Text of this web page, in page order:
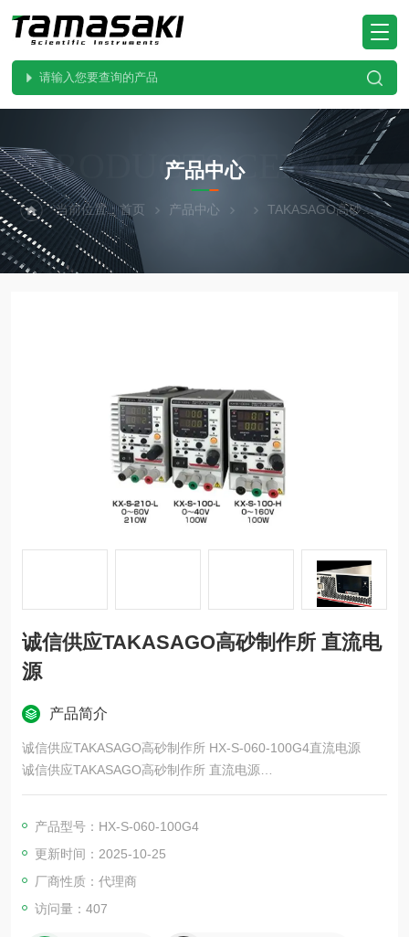
PRODUCTS CENTER
产品中心
当前位置：首页 产品中心 TAKASAGO高砂
诚信供应TAKASAGO高砂制作所 直流电
源
产品简介
诚信供应TAKASAGO高砂制作所 HX-S-060-100G4直流电源
诚信供应TAKASAGO高砂制作所 直流电源
概念电源。
产品型号：HX-S-060-100G4
更新时间：2025-10-25
厂商性质：代理商
访问量：407